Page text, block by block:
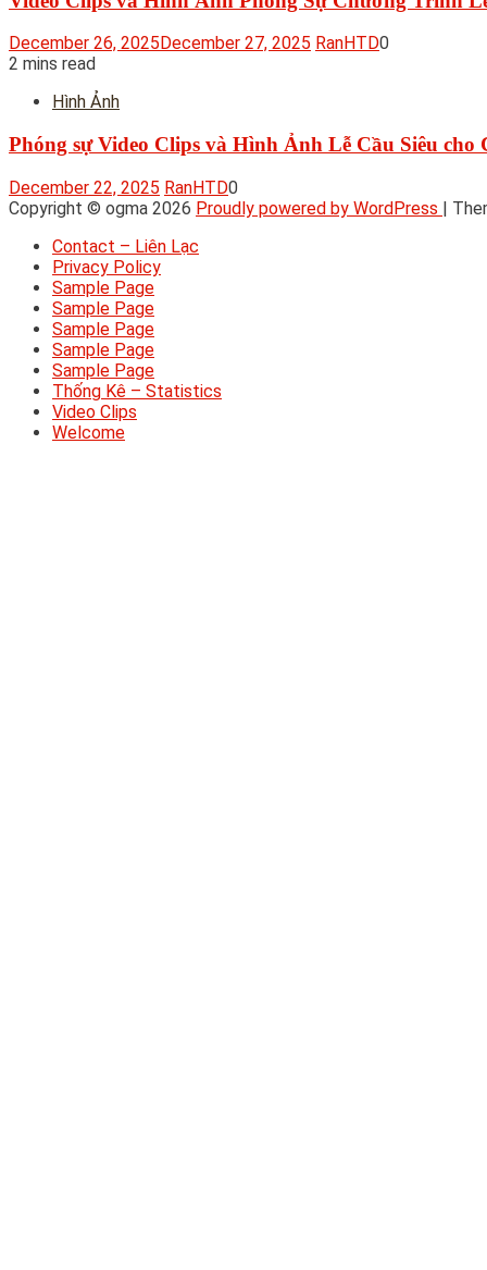
December 26, 2025 December 27, 2025 RanHTD0
2 mins read
Hình Ảnh
Phóng sự Video Clips và Hình Ảnh Lễ Cầu Siêu
December 22, 2025 RanHTD0
Copyright © ogma 2026 Proudly powered by WordPress |
Contact – Liên Lạc
Privacy Policy
Sample Page
Sample Page
Sample Page
Sample Page
Sample Page
Thống Kê – Statistics
Video Clips
Welcome